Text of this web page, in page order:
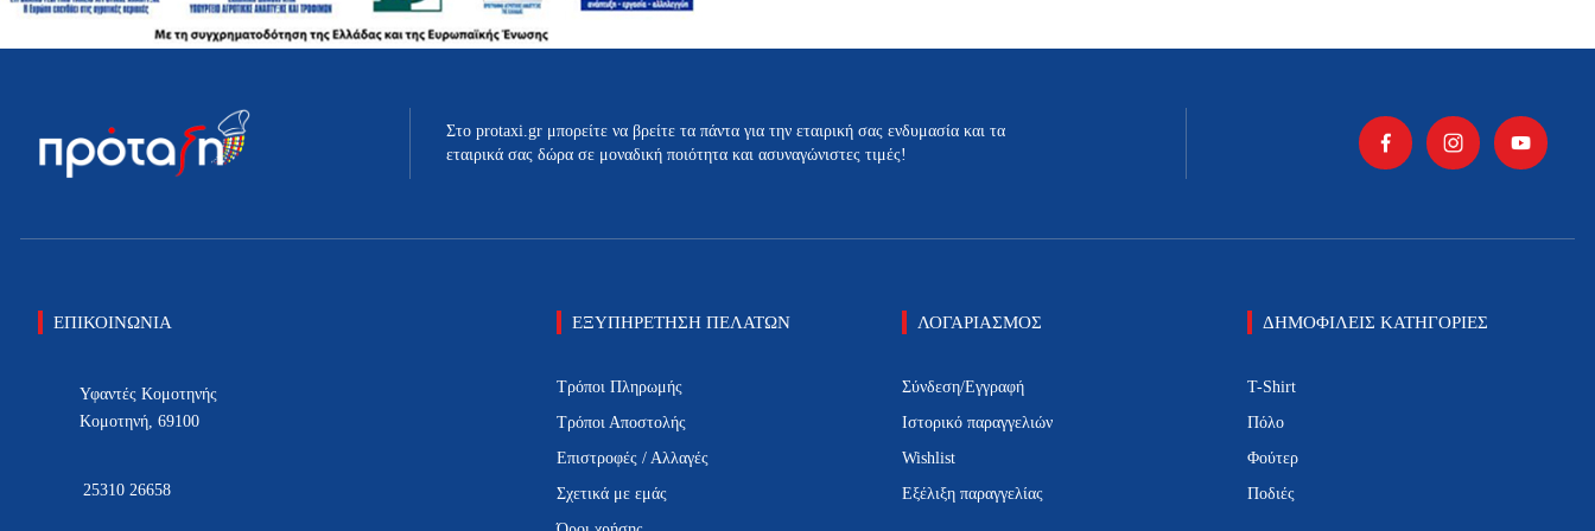
προϊόντος
προϊόντος
προϊόντος
προϊόντος
Στο protaxi.gr μπορείτε να βρείτε τα πάντα για την εταιρική σας ενδυμασία και τα
εταιρικά σας δώρα σε μοναδική ποιότητα και ασυναγώνιστες τιμές!
ΕΠΙΚΟΙΝΩΝΙΑ
Υφαντές Κομοτηνής
Κομοτηνή, 69100
25310 26658
ΕΞΥΠΗΡΕΤΗΣΗ ΠΕΛΑΤΩΝ
Τρόποι Πληρωμής
Τρόποι Αποστολής
Επιστροφές / Αλλαγές
Σχετικά με εμάς
ΛΟΓΑΡΙΑΣΜΟΣ
Σύνδεση/Εγγραφή
Ιστορικό παραγγελιών
Wishlist
Εξέλιξη παραγγελίας
ΔΗΜΟΦΙΛΕΙΣ ΚΑΤΗΓΟΡΙΕΣ
T-Shirt
Πόλο
Φούτερ
Ποδιές